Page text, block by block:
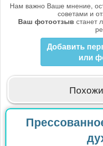
Нам важно Ваше мнение,
советами и
Ваш фотоотзыв станет
Добавить
или